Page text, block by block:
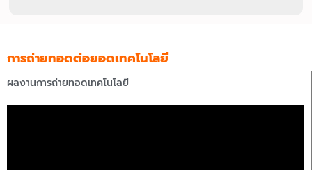
การถ่ายทอดต่อยอดเทคโนโลยี
ผลงานการถ่ายทอดเทคโนโลยี